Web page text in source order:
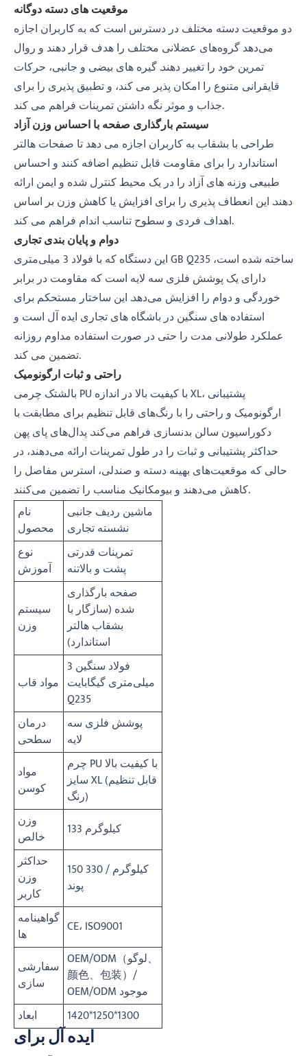
موقعیت های دسته دوگانه
دو موقعیت دسته مختلف در دسترس است که به کاربران اجازه
می‌دهد گروه‌های عضلانی مختلف را هدف قرار دهند و روال
تمرین خود را تغییر دهند. گیره های بیضی و جانبی، حرکات
قایقرانی متنوع را امکان پذیر می کند، و تطبیق پذیری را برای
جذاب و موثر نگه داشتن تمرینات فراهم می کند.
سیستم بارگذاری صفحه با احساس وزن آزاد
طراحی با بشقاب به کاربران اجازه می دهد تا صفحات هالتر
استاندارد را برای مقاومت قابل تنظیم اضافه کنند و احساس
طبیعی وزنه های آزاد را در یک محیط کنترل شده و ایمن ارائه
دهند. این انعطاف پذیری را برای افزایش یا کاهش وزن بر اساس
اهداف فردی و سطوح تناسب اندام فراهم می کند.
این دستگاه که با فولاد 3 میلی‌متری GB Q235 ساخته شده است،
دارای یک پوشش فلزی سه لایه است که مقاومت در برابر
خوردگی و دوام را افزایش می‌دهد. این ساختار مستحکم برای
استفاده های سنگین در باشگاه های تجاری ایده آل است و
عملکرد طولانی مدت را حتی در صورت استفاده مداوم روزانه
تضمین می کند.
بالشتک چرمی PU با کیفیت بالا در اندازه XL، پشتیبانی
ارگونومیک و راحتی را با رنگ‌های قابل تنظیم برای مطابقت با
دکوراسیون سالن بدنسازی فراهم می‌کند. پدال‌های پای پهن
حداکثر پشتیبانی و ثبات را در طول تمرینات ارائه می‌دهند، در
حالی که موقعیت‌های بهینه دسته و صندلی، استرس مفاصل را
کاهش می‌دهند و بیومکانیک مناسب را تضمین می‌کنند.
نام
محصول
ماشین ردیف جانبی
نشسته تجاری
نوع
آموزش
تمرینات قدرتی
پشت و بالاتنه
سیستم
وزن
صفحه بارگذاری
شده (سازگار با
بشقاب هالتر
استاندارد)
مواد قاب
فولاد سنگین 3
میلی‌متری گیگابایت
Q235
درمان
سطحی
پوشش فلزی سه
لایه
مواد
کوسن
چرم PU با کیفیت بالا
سایز XL (قابل تنظیم
رنگ)
وزن
خالص
133 کیلوگرم
حداکثر
وزن
کاربر
150 کیلوگرم / 330
پوند
گواهینامه
ها
CE، ISO9001
سفارشی
سازی
OEM/ODM（لوگو、
颜色、包装）/
OEM/ODM موجود
ابعاد
1420*1250*1300
ایده آل برای